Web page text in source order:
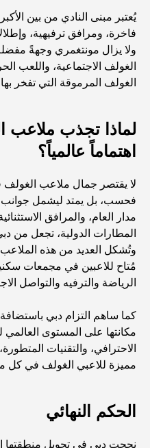
أغلى ساعات رولكس التي
حضانة أطفال في دبي هيلز:
أفضل المقاهي في وسط
أغلى سيارات مرسيدس
الانتقال إلى دبي من
رحلة سفاري فاخرة ليلية
أغلى سيارات تسلا: الابتكار
أغنى عشر دول في العالم
يُعتبر مبنى النادي من بين
فاخرة، ومرافق ترفيهية،
ولا يزال مونتغمري وجهةً
الغولف الاجتماعية، واللعب
الغولف المرموقة التي تفخر
لماذا تجذب ملاعب
اهتماماً عالمياً؟
لا يقتصر جمال ملاعب
فحسب، بل يمتد ليشمل
مدار العام، والمرافق
المطارات الدولية، تجعل من
وتُشكل العديد من هذه
مُتاح للاعبين في مجمعات
الرياضة والترفيه والتواصل
كما ساهم التزام دبي
مكانتها على المستوى
الاحترافي، والتقنيات
مميزة للاعبي الغولف في كل
الحكم النهائي
نجحت دبي في تحويل منطقتها